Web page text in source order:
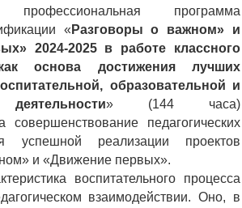
профессиональная программа
« Разговоры о важном» и
2024-2025 в работе классного
основа достижения лучших
образовательной и
» (144 часа)
совершенствование педагогических
успешной реализации проектов
и «Движение первых».
воспитательного процесса
взаимодействии. Оно, в